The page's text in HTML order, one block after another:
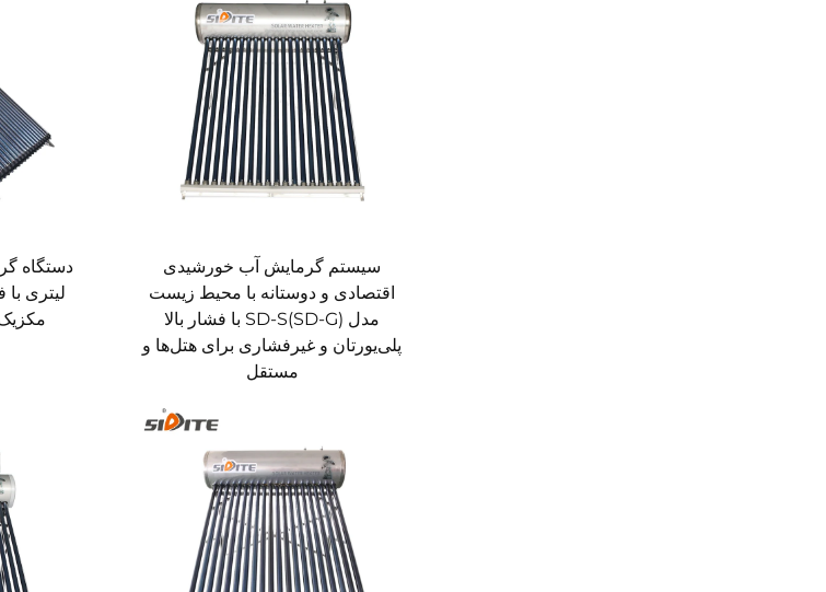
سیستم گرمایش آب خورشیدی
اقتصادی و دوستانه با محیط زیست
مدل SD-S(SD-G) با فشار بالا
پلی‌یورتان و غیرفشاری برای هتل‌ها و
مستقل
لیتری با